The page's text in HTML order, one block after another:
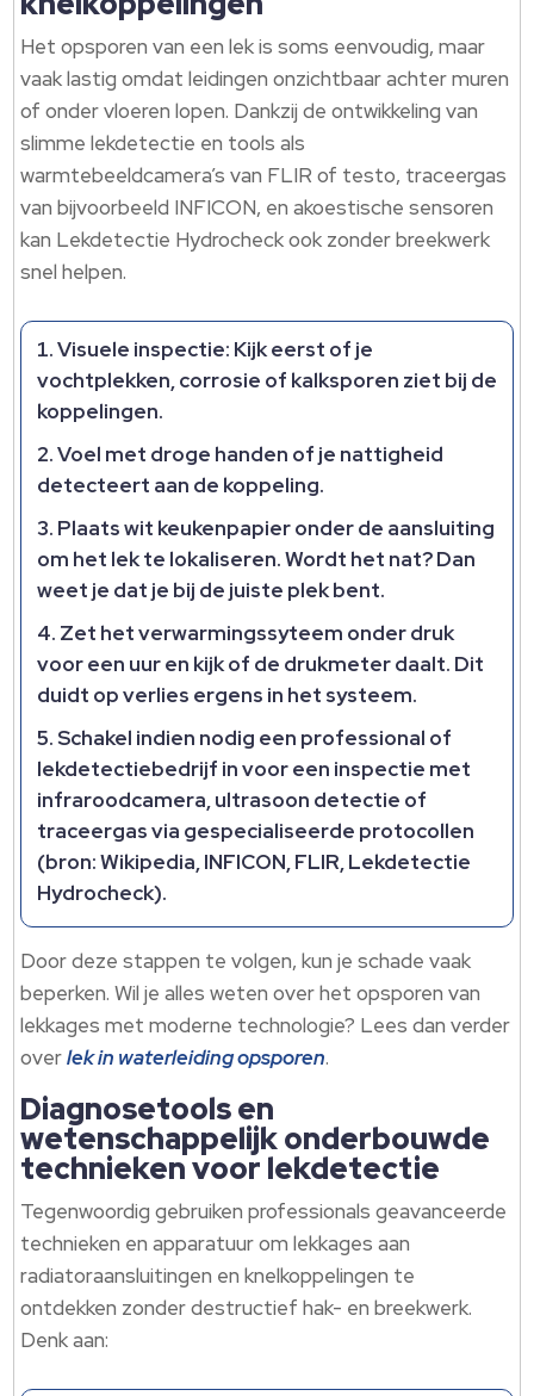
Het opsporen van een lek is soms eenvoudig, maar
vaak lastig omdat leidingen onzichtbaar achter muren
of onder vloeren lopen. Dankzij de ontwikkeling van
slimme lekdetectie en tools als
warmtebeeldcamera’s van FLIR of testo, traceergas
van bijvoorbeeld INFICON, en akoestische sensoren
kan Lekdetectie Hydrocheck ook zonder breekwerk
snel helpen.
Visuele inspectie: Kijk eerst of je
vochtplekken, corrosie of kalksporen ziet bij de
koppelingen.
Voel met droge handen of je nattigheid
detecteert aan de koppeling.
Plaats wit keukenpapier onder de aansluiting
om het lek te lokaliseren. Wordt het nat? Dan
weet je dat je bij de juiste plek bent.
Zet het verwarmingssyteem onder druk
voor een uur en kijk of de drukmeter daalt. Dit
duidt op verlies ergens in het systeem.
Schakel indien nodig een professional of
lekdetectiebedrijf in voor een inspectie met
infraroodcamera, ultrasoon detectie of
traceergas via gespecialiseerde protocollen
(bron: Wikipedia, INFICON, FLIR, Lekdetectie
Hydrocheck).
Door deze stappen te volgen, kun je schade vaak
beperken. Wil je alles weten over het opsporen van
lekkages met moderne technologie? Lees dan verder
overlek in waterleiding opsporen.
Diagnosetools en
wetenschappelijk onderbouwde
technieken voor lekdetectie
Tegenwoordig gebruiken professionals geavanceerde
technieken en apparatuur om lekkages aan
radiatoraansluitingen en knelkoppelingen te
ontdekken zonder destructief hak- en breekwerk.
Denk aan: